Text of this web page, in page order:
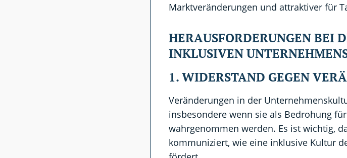
Marktveränderungen und attraktiver für
HERAUSFORDERUNGEN BEI
INKLUSIVEN
1. WIDERSTAND GEGEN
Veränderungen in der
insbesondere wenn sie als Bedrohung
wahrgenommen werden. Es ist wichtig,
kommuniziert, wie eine inklusive Kultur